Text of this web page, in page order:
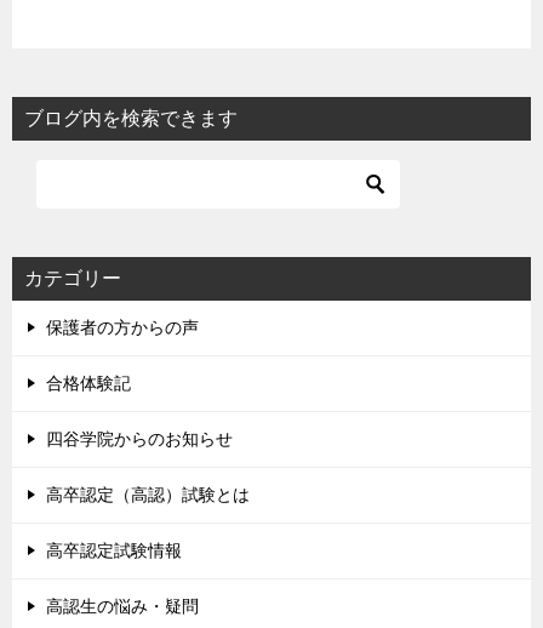
ブログ内を検索できます
カテゴリー
保護者の方からの声
合格体験記
四谷学院からのお知らせ
高卒認定（高認）試験とは
高卒認定試験情報
高認生の悩み・疑問